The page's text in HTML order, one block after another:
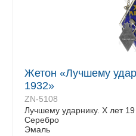
Жетон «Лучшему
1932»
ZN-5108
Лучшему ударнику. Х лет
Серебро
Эмаль